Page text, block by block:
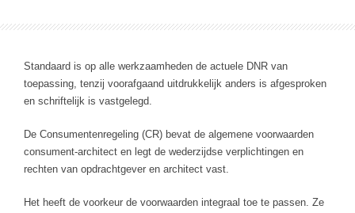
Standaard is op alle werkzaamheden de actuele DNR van
toepassing, tenzij voorafgaand uitdrukkelijk anders is afgesproken
en schriftelijk is vastgelegd.
De Consumentenregeling (CR) bevat de algemene voorwaarden
consument-architect en legt de wederzijdse verplichtingen en
rechten van opdrachtgever en architect vast.
Het heeft de voorkeur de voorwaarden integraal toe te passen. Ze